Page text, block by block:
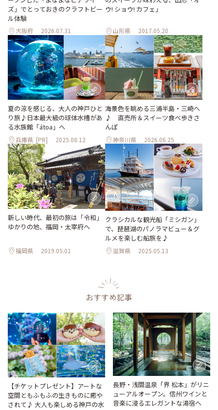
ズ」でとっておきのクラフトビー
ル体験
大阪府 2026.07.31
ウ! ショウ! カフェ」
山形県 2017.05.20
夏の涼を感じる、大人の神戸ひと
り旅♪日本最大級の球体水槽があ
る水族館「átoa」へ
兵庫県 [PR] 2025.08.12
海景色を眺める三浦半島・三崎へ
♪ 直売所＆スイーツ食べ歩きさ
んぽ
神奈川県 2026.06.25
新しい時代、最初の旅は「令和」
ゆかりの地、福岡・太宰府へ
福岡県 2019.05.01
クラシカルな観光船「ミシガン」
で、琵琶湖のパノラマビュー＆グ
ルメを楽しむ船旅を♪
滋賀県 2025.05.13
おすすめ記事
【チケットプレゼント】アートな
空間ともふもふの生きものに癒や
されて♪ 大人も楽しめる神戸の水
長野・浅間温泉「界 松本」がリニ
ューアルオープン。信州ワインと
音楽に浸るエレガントな湯宿へ